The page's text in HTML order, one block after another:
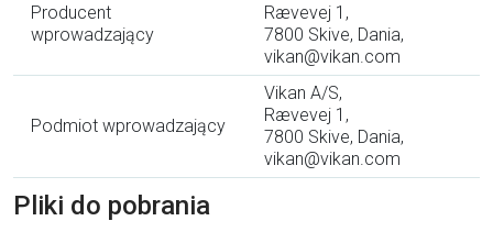
Producent
wprowadzający
Rævevej 1,
7800 Skive, Dania,
vikan@vikan.com
Podmiot wprowadzający
Vikan A/S,
Rævevej 1,
7800 Skive, Dania,
vikan@vikan.com
Pliki do pobrania